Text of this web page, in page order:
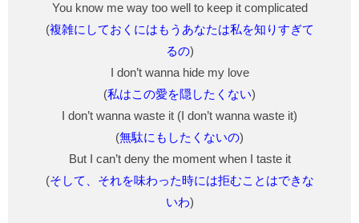
You know me way too well to keep it complicated
(複雑にしておくにはもうあなたは私を知りすぎて
るの)
I don’t wanna hide my love
(私はこの愛を隠したくない)
I don’t wanna waste it (I don’t wanna waste it)
(無駄にもしたくないの)
But I can’t deny the moment when I taste it
(そして、それを味わった時には拒むことはできな
いわ)